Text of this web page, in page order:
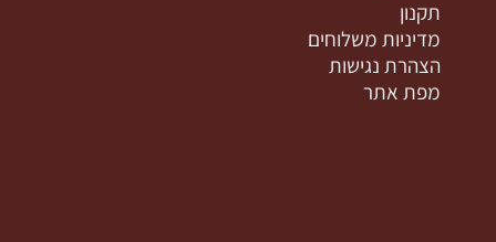
מדיניות משלוחים
הצהרת נגישות
מפת אתר